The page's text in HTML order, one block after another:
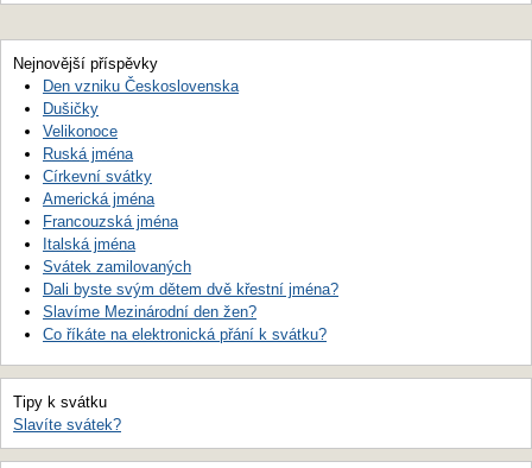
Nejnovější příspěvky
Den vzniku Československa
Dušičky
Velikonoce
Ruská jména
Církevní svátky
Americká jména
Francouzská jména
Italská jména
Svátek zamilovaných
Dali byste svým dětem dvě křestní jména?
Slavíme Mezinárodní den žen?
Co říkáte na elektronická přání k svátku?
Tipy k svátku
Slavíte svátek?